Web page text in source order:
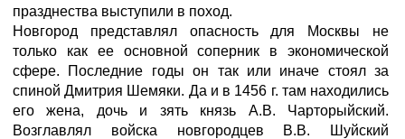
празднества выступили в поход.
Новгород представлял опасность для Москвы не
только как ее основной соперник в экономической
сфере. Последние годы он так или иначе стоял за
спиной Дмитрия Шемяки. Да и в 1456 г. там находились
его жена, дочь и зять князь А.В. Чарторыйский.
Возглавлял войска новгородцев В.В. Шуйский